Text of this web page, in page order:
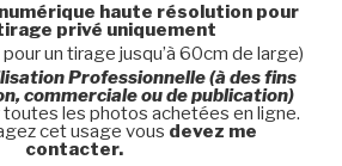
haute résolution pour
privé uniquement
un tirage jusqu’à 60cm de large)
Professionnelle (à des fins
commerciale ou de publication)
les photos achetées en ligne.
cet usage vous devez me
contacter.